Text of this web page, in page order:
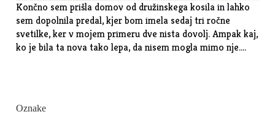
Končno sem prišla domov od družinskega kosila in lahko
sem dopolnila predal, kjer bom imela sedaj tri ročne
svetilke, ker v mojem primeru dve nista dovolj. Ampak kaj,
ko je bila ta nova tako lepa, da nisem mogla mimo nje.…
Oznake